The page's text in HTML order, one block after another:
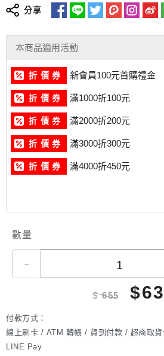
鮮蝦貢丸 200公克/7-8顆/包：1包
Size/Package: Squid & Shrimp
x 1 pack
Size/Package: Shrimp Pork
pieces) x 1 pack
Product Status: Pre-cooked・
サイズ／梱包：いか肉団子（200g
サイズ／梱包：いかエビ団子（
サイズ／梱包：エビ肉団子（200g
製品状態：調理済み・冷凍
分享
本商品適用活動
折 價 券 新會員100元首購禮金
折 價 券 滿1000折100元
折 價 券 滿2000折200元
折 價 券 滿3000折300元
折 價 券 滿4000折450元
數量
-
$655 $
付款方式：
線上刷卡 / ATM 轉帳 / 貨到付款 / 超商取
LINE Pay